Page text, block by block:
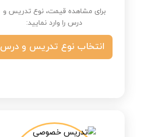
برای مشاهده قیمت، نوع تدریس و
درس را وارد نمایید:
انتخاب نوع تدریس و درس